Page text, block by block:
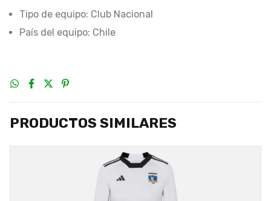
Tipo de equipo: Club Nacional
País del equipo: Chile
PRODUCTOS SIMILARES